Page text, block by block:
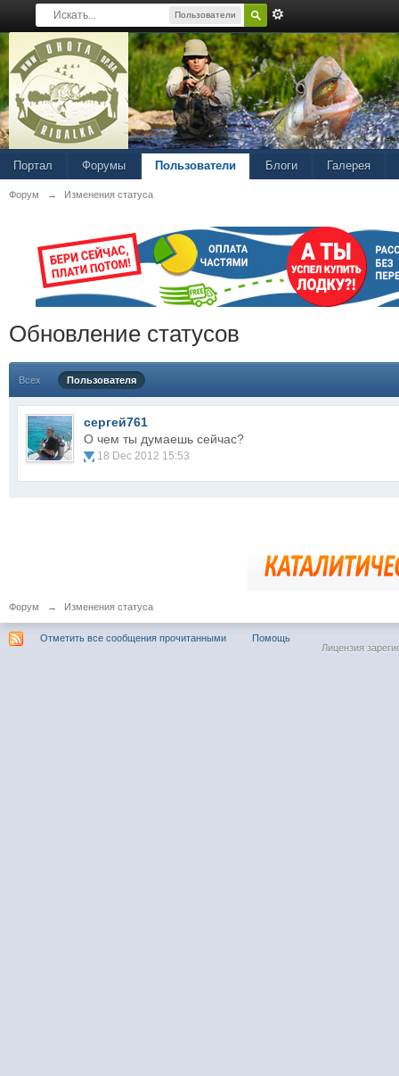
Пользователи
Портал Форумы Пользователи Блоги Галерея
Форум → Изменения статуса
Обновление статусов
Всех Пользователя
сергей761
О чем ты думаешь сейчас?
18 Dec 2012 15:53
Форум → Изменения статуса
Отметить все сообщения прочитанными
Помощь
Лицензия